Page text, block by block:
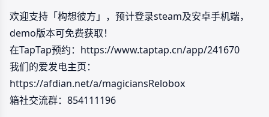
欢迎支持「构想彼方」，预计登录steam及安卓手机端，
demo版本可免费获取！
在TapTap预约：https://www.taptap.cn/app/241670
我们的爱发电主页：
https://afdian.net/a/magiciansRelobox
箱社交流群：854111196